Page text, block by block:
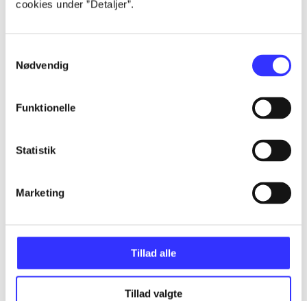
cookies under ”Detaljer”.
Nødvendig
Funktionelle
Statistik
Marketing
Tillad alle
Tillad valgte